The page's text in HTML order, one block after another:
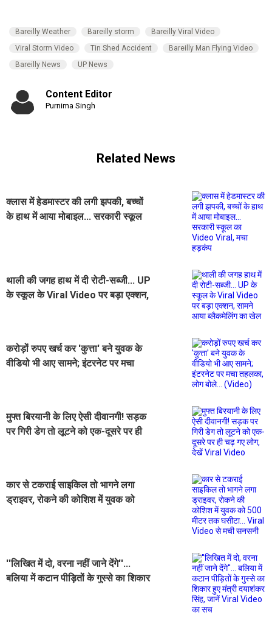
Bareilly Weather Bareilly storm
Bareilly Viral Video
Viral Storm Video
Tin Shed Accident
Bareilly Man Flying Video
Bareilly News
UP News
Content Editor
Purnima Singh
Related News
क्लास में हेडमास्टर की लगी झपकी, बच्चों
के हाथ में आया मोबाइल... सरकारी स्कूल
थाली की जगह हाथ में दी रोटी-सब्जी... UP
के स्कूल के Viral Video पर बड़ा एक्शन,
करोड़ों रुपए खर्च कर 'कुत्ता' बने युवक के
वीडियो भी आए सामने; इंटरनेट पर मचा
मुफ्त बिरयानी के लिए ऐसी दीवानगी! सड़क
पर गिरी डेग तो लूटने को एक-दूसरे पर ही
कार से टकराई साइकिल तो भागने लगा
ड्राइवर, रोकने की कोशिश में युवक को
''लिखित में दो, वरना नहीं जाने देंगे''...
बलिया में कटान पीड़ितों के गुस्से का शिकार